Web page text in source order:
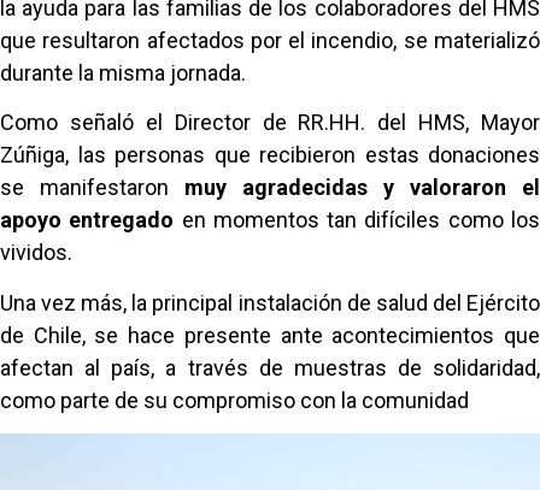
la ayuda para las familias de los colaboradores del HMS
que resultaron afectados por el incendio, se materializó
durante la misma jornada.
Como señaló el Director de RR.HH. del HMS, Mayor
Zúñiga, las personas que recibieron estas donaciones
se manifestaron muy agradecidas y valoraron el
apoyo entregado en momentos tan difíciles como los
vividos.
Una vez más, la principal instalación de salud del Ejército
de Chile, se hace presente ante acontecimientos que
afectan al país, a través de muestras de solidaridad,
como parte de su compromiso con la comunidad